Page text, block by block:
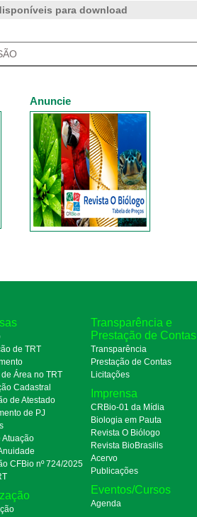
para download
Anuncie
de TRT
Área no TRT
Cadastral
de Atestado
de PJ
Atuação
CFBio nº 724/2025
Transparência e
Prestação de Contas
Transparência
Prestação de Contas
Licitações
Imprensa
CRBio-01 da Mídia
Biologia em Pauta
Revista O Biólogo
Revista BioBrasilis
Acervo
Publicações
Eventos/Cursos
Agenda